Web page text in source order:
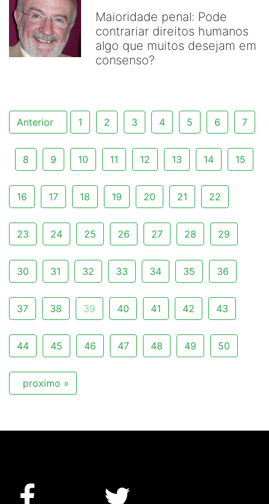
Maioridade penal: Pode
contrariar direitos humanos
algo que muitos desejam em
consenso?
Anterior 1 2 3 4 5 6 7
8 9 10 11 12 13 14 15
16 17 18 19 20 21 22
23 24 25 26 27 28 29
30 31 32 33 34 35 36
37 38 39 40 41 42 43
44 45 46 47 48 49 50
proximo »